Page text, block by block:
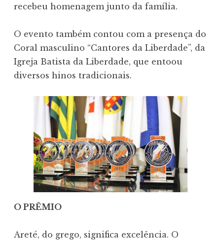
recebeu homenagem junto da família.
O evento também contou com a presença do
Coral masculino “Cantores da Liberdade”, da
Igreja Batista da Liberdade, que entoou
diversos hinos tradicionais.
O PRÊMIO
Areté, do grego, significa excelência. O